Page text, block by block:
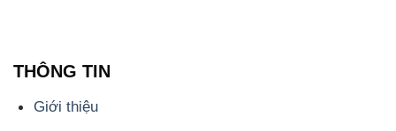
THÔNG TIN
Giới thiệu